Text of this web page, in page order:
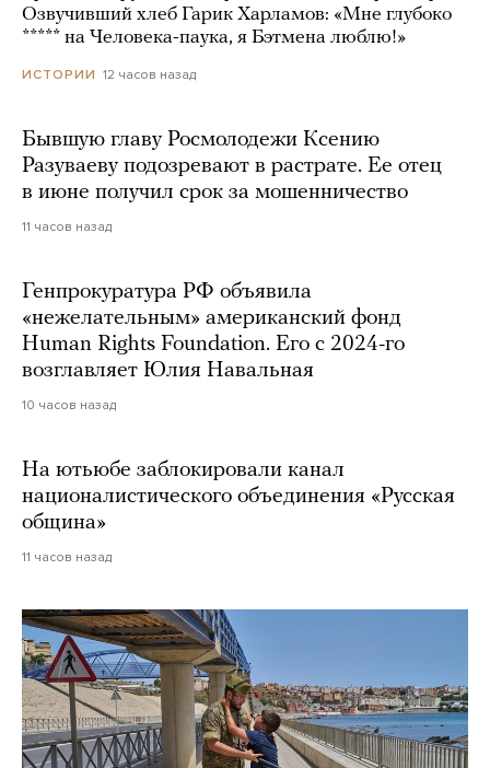
Озвучивший хлеб Гарик Харламов: «Мне глубоко
***** на Человека-паука, я Бэтмена люблю!»
ИСТОРИИ 12 часов назад
Бывшую главу Росмолодежи Ксению
Разуваеву подозревают в растрате. Ее отец
в июне получил срок за мошенничество
11 часов назад
Генпрокуратура РФ объявила
«нежелательным» американский фонд
Human Rights Foundation. Его с 2024-го
возглавляет Юлия Навальная
10 часов назад
На ютьюбе заблокировали канал
националистического объединения «Русская
община»
11 часов назад